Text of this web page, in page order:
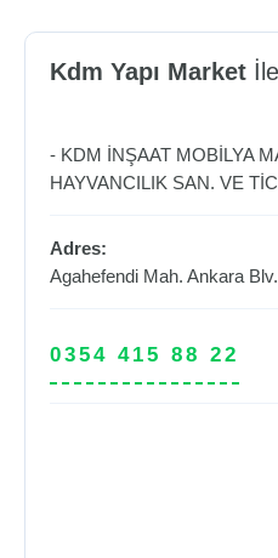
Kdm Yapı Market
- KDM İNŞAAT MOBİLYA
HAYVANCILIK SAN. VE
Adres:
Agahefendi Mah. Ankara
0354 415 88 22